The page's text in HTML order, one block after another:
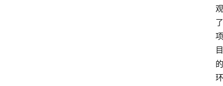
观
了
项
目
的
环